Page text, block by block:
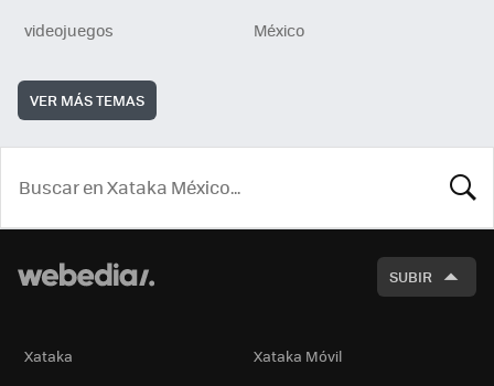
videojuegos
México
VER MÁS TEMAS
SUBIR
Xataka
Xataka Móvil